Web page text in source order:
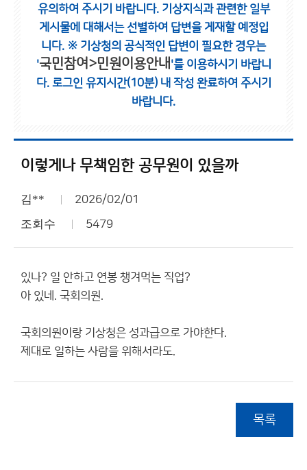
유의하여 주시기 바랍니다. 기상지식과 관련한 일부
게시물에 대해서는 선별하여 답변을 게재할 예정입
니다. ※ 기상청의 공식적인 답변이 필요한 경우는
'국민참여>민원이용안내 '를 이용하시기 바랍니
다. 로그인 유지시간(10분) 내 작성 완료하여 주시기
바랍니다.
이렇게나 무책임한 공무원이 있을까
김** 2026/02/01
조회수 5479
있나? 일 안하고 연봉 챙겨먹는 직업?
아 있네. 국회의원.
국회의원이랑 기상청은 성과급으로 가야한다.
제대로 일하는 사람을 위해서라도.
목록